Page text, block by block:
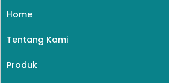
Home
Tentang Kami
Produk